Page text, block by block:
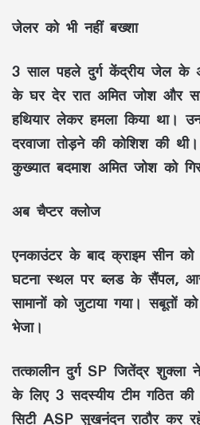
जेलर को भी नहीं बख्शा
3 साल पहले दुर्ग केंद्रीय जेल के
के घर देर रात अमित जोश और
हथियार लेकर हमला किया था।
दरवाजा तोड़ने की कोशिश की
कुख्यात बदमाश अमित जोश को
अब चैप्टर क्लोज
एनकाउंटर के बाद क्राइम सीन को
घटना स्थल पर ब्लड के सैंपल,
सामानों को जुटाया गया। सबूतों
भेजा।
तत्कालीन दुर्ग SP जितेंद्र शुक्ला
के लिए 3 सदस्यीय टीम गठित की
सिटी ASP सुखनंदन राठौर कर